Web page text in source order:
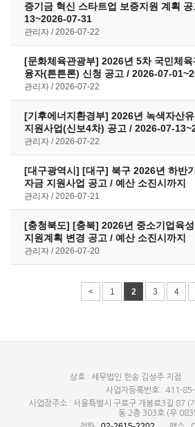
증기금 혁신 스타트업 보증지원 계획
13~2026-07-31
관리자 2026-07-22
[문화체육관광부] 2026년 5차 국민체육
융자(튼튼론) 신청 공고 / 2026-07-
관리자 2026-07-22
[기후에너지환경부] 2026년 녹색자산
지원사업(신보4차) 공고 / 2026-07-
관리자 2026-07-22
[대구광역시] [대구] 북구 2026년 하반
자금 지원사업 공고 / 예산 소진시까지
관리자 2026-07-21
[충청북도] [충북] 2026년 중소기업육
지원계획 변경 공고 / 예산 소진시까지
관리자 2026-07-20
< 1 2 3 4
상호 : 세무법인 한송 김성주 지점
사업자등록번호 : 411-
사업장주소 : 서울특별시 구로구 개봉로3길 87 (
동 2층 303호 (우